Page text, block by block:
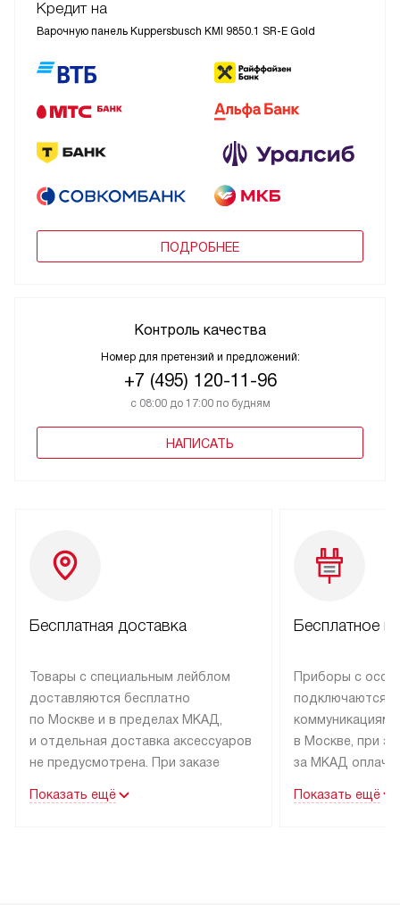
Кредит на
Варочную панель Kuppersbusch KMI 9850.1 SR-E Gold
ПОДРОБНЕЕ
Контроль качества
Номер для претензий и предложений:
+7 (495) 120-11-96
с 08:00 до 17:00 по будням
НАПИСАТЬ
Бесплатная доставка
Товары с специальным лейблом
доставляются бесплатно
по Москве и в пределах МКАД,
и отдельная доставка аксессуаров
не предусмотрена. При заказе
рекомендуем обсудить
Показать ещё
Бесплатное
Приборы с
подключаются к
коммуникациям
в Москве, при
за МКАД
партнера
Показать ещё